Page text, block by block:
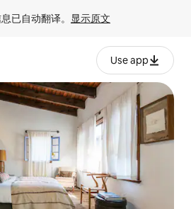
已自动翻译。 显示原文
Use app